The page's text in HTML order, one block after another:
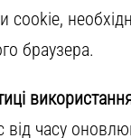
cookie,
браузера.
часу